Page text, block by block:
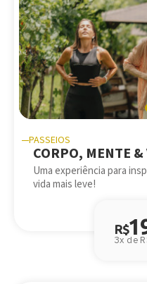
PASSEIOS
CORPO, MENTE
Uma experiência para
vida mais leve!
R$
3x de